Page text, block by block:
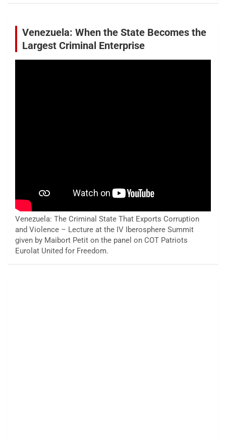
Venezuela: When the State Becomes the
Largest Criminal Enterprise
Venezuela: The Criminal State That Exports Corruption
and Violence – Lecture at the IV Iberosphere Summit
given by Maibort Petit on the panel on COT Patriots
Eurolat United for Freedom.